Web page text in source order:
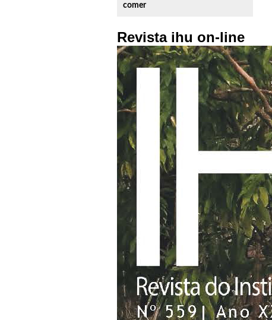
comer
Revista ihu on-line